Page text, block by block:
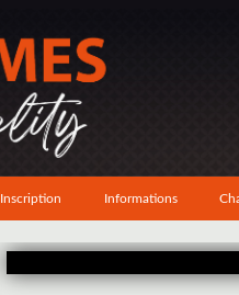
Inscription Informations